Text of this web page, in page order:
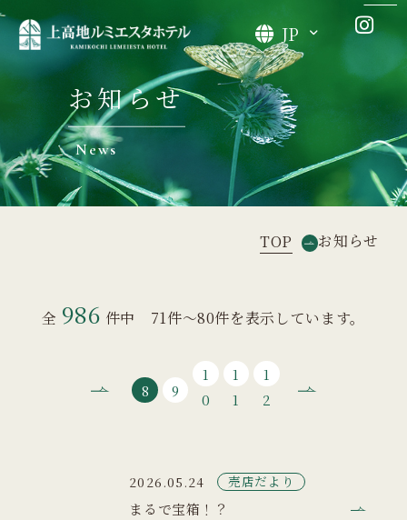
JP
お知らせ
News
TOP お知らせ
全 986 件中 71件～80件を表示しています。
8 9
1
0
1
1
1
2
2026.05.24 売店だより
まるで宝箱！？